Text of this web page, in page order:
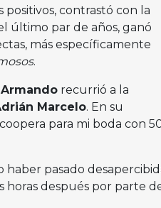
contrastó con la
último par de años, ganó
más específicamente
.
Armandorecurrió a la
Marcelo. En su
para mi boda con
pasado
horas después por parte